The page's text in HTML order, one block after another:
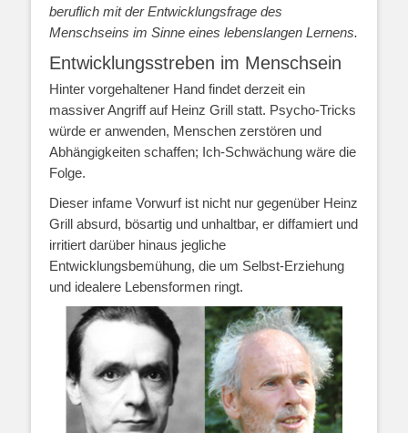
beruflich mit der Entwicklungsfrage des
Menschseins im Sinne eines lebenslangen Lernens.
Entwicklungsstreben im Menschsein
Hinter vorgehaltener Hand findet derzeit ein
massiver Angriff auf Heinz Grill statt. Psycho-Tricks
würde er anwenden, Menschen zerstören und
Abhängigkeiten schaffen; Ich-Schwächung wäre die
Folge.
Dieser infame Vorwurf ist nicht nur gegenüber Heinz
Grill absurd, bösartig und unhaltbar, er diffamiert und
irritiert darüber hinaus jegliche
Entwicklungsbemühung, die um Selbst-Erziehung
und idealere Lebensformen ringt.